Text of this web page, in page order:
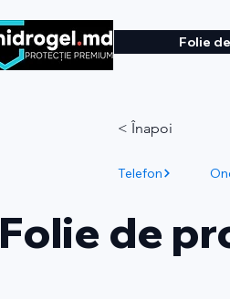
Folie
< Înapoi
Telefon
Folie de